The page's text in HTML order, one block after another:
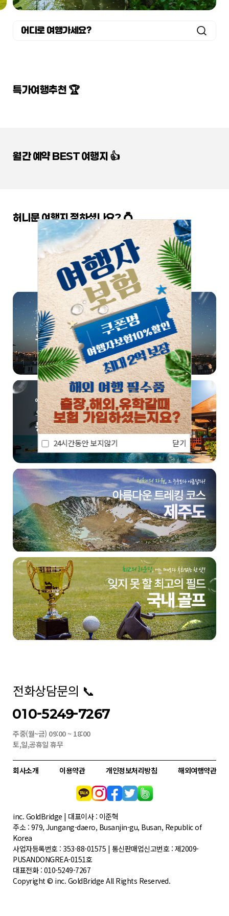
24시간동안 보지않기 닫기
어디로 여행가세요?
특가여행추천 🏆
월간 예약 BEST 여행지 👍
허니문 여행지 정하셨나요? 💍
쏠쏠한 정보, 한번 더! 📣
전화상담문의 📞
010-5249-7267
주중(월~금) 09:00 ~ 18:00
토,일,공휴일 휴무
회사소개 이용약관 개인정보처리방침 해외여행약관
inc. GoldBridge | 대표이사 : 이준혁
주소 : 979, Jungang-daero, Busanjin-gu, Busan, Republic of
Korea
사업자등록번호 : 353-88-01575 | 통신판매업신고번호 : 제2009-
PUSANDONGREA-0151호
대표전화 : 010-5249-7267
Copyright © inc. GoldBridge All Rights Reserved.